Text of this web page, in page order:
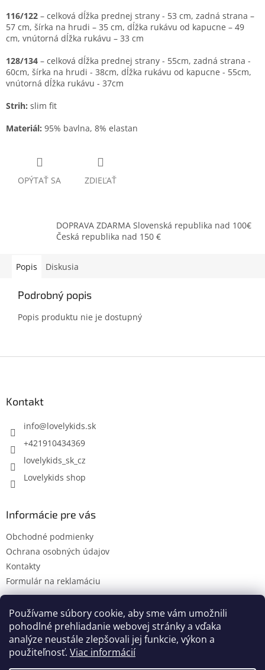
Používame súbory cookie, aby sme vám umožnili
pohodlné prehliadanie webovej stránky a vďaka
analýze neustále zlepšovali jej funkcie, výkon a
použiteľnosť. Viac informácií
116/122 – celková dĺžka prednej strany - 53 cm, zadná strana –
57 cm, šírka na hrudi – 35 cm, dĺžka rukávu od kapucne – 49
cm, vnútorná dĺžka rukávu – 33 cm
128/134 – celková dĺžka prednej strany - 55cm, zadná strana -
60cm, šírka na hrudi - 38cm, dĺžka rukávu od kapucne - 55cm,
vnútorná dĺžka rukávu - 37cm
Strih: slim fit
Materiál: 95% bavlna, 8% elastan
OPÝTAŤ SA ZDIEĽAŤ
DOPRAVA ZDARMA Slovenská republika nad 100€
Česká republika nad 150 €
Popis Diskusia
Podrobný popis
Popis produktu nie je dostupný
Kontakt
info@lovelykids.sk
+421910434369
lovelykids_sk_cz
Lovelykids shop
Informácie pre vás
Obchodné podmienky
Ochrana osobných údajov
Kontakty
Formulár na reklamáciu
Kontakty Novinky